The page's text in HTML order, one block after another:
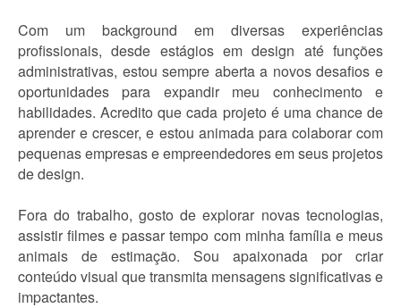
Com um background em diversas experiências
profissionais, desde estágios em design até funções
administrativas, estou sempre aberta a novos desafios e
oportunidades para expandir meu conhecimento e
habilidades. Acredito que cada projeto é uma chance de
aprender e crescer, e estou animada para colaborar com
pequenas empresas e empreendedores em seus projetos
de design.
Fora do trabalho, gosto de explorar novas tecnologias,
assistir filmes e passar tempo com minha família e meus
animais de estimação. Sou apaixonada por criar
conteúdo visual que transmita mensagens significativas e
impactantes.